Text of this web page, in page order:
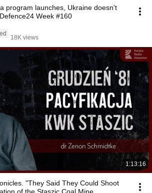
program launches, Ukraine doesn't
Week #160
18K views
1:13:16
"They Said They Could Shoot